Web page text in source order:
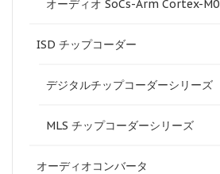
オーディオ SoCs-Arm Cortex-M0
ISD チップコーダー
デジタルチップコーダーシリーズ
MLS チップコーダーシリーズ
オーディオコンバータ